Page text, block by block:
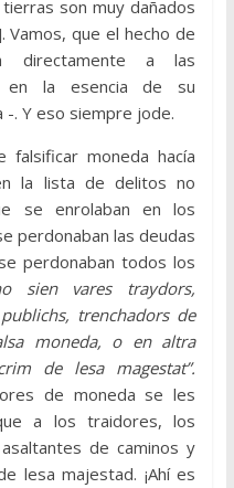
son muy dañados
Vamos, que el hecho de
directamente a las
en la esencia de su
-. Y eso siempre jode.
moneda hacía
la lista de delitos no
se enrolaban en los
perdonaban las deudas
perdonaban todos los
sien vares traydors,
trenchadors de
moneda, o en altra
de lesa magestat”.
de moneda se les
a los traidores, los
de caminos y
lesa majestad. ¡Ahí es